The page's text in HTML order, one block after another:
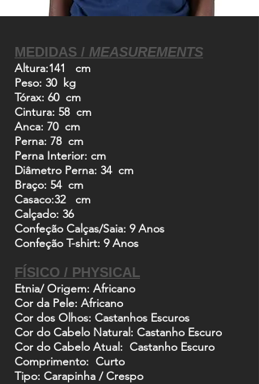
MEDIDAS / MEASUREMENTS
Altura:141 cm
Peso: 30 kg
Tórax: 60 cm
Cintura: 58 cm
Anca: 70 cm
Perna: 78 cm
Perna Interior: cm
Diâmetro Perna: 34 cm
Braço: 54 cm
Casaco:32 cm
Calçado: 36
Confeção Calças/Saia: 9 Anos
Confeção T-shirt: 9 Anos
FÍSICO / PHYSICAL
Etnia/ Origem: Africano
Cor da Pele: Africano
Cor dos Olhos: Castanhos Escuros
Cor do Cabelo Natural: Castanho Escuro
Cor do Cabelo Atual: Castanho Escuro
Comprimento: Curto
Tipo: Carapinha / Crespo